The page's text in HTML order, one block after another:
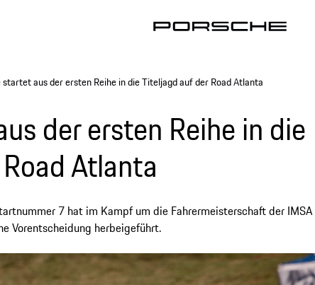
startet aus der ersten Reihe in die Titeljagd auf der Road Atlanta
der ersten Reihe in die
Atlanta
7 hat im Kampf um die Fahrermeisterschaft der IMSA
Vorentscheidung herbeigeführt.